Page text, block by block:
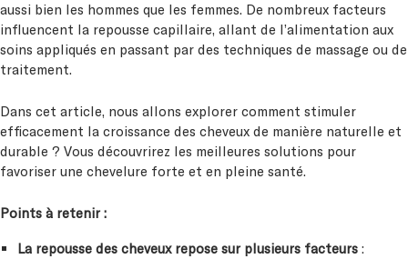
aussi bien les hommes que les femmes. De nombreux facteurs
influencent la repousse capillaire, allant de l’alimentation aux
soins appliqués en passant par des techniques de massage ou de
traitement.
Dans cet article, nous allons explorer comment stimuler
efficacement la croissance des cheveux de manière naturelle et
durable ? Vous découvrirez les meilleures solutions pour
favoriser une chevelure forte et en pleine santé.
Points à retenir :
La repousse des cheveux repose sur plusieurs facteurs: